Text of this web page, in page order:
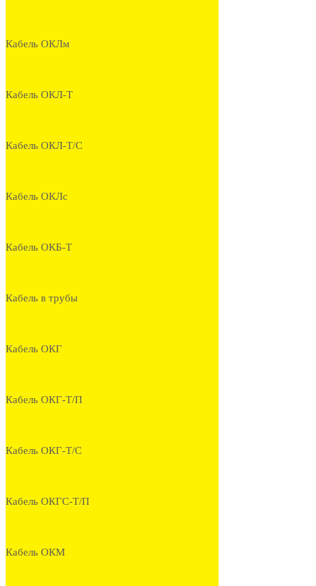
Кабель ОКЛм
Кабель ОКЛ-Т
Кабель ОКЛ-Т/С
Кабель ОКЛс
Кабель ОКБ-Т
Кабель в трубы
Кабель ОКГ
Кабель ОКГ-Т/П
Кабель ОКГ-Т/С
Кабель ОКГС-Т/П
Кабель ОКМ